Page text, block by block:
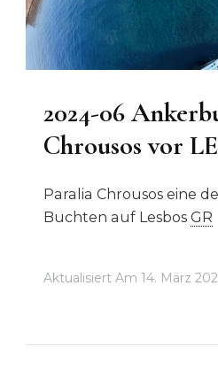
2024-06
Chrousos vor
Paralia Chrousos eine
Buchten auf Lesbos GR
Aktualisiert Am 14. März